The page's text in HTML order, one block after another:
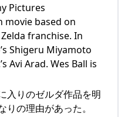
Pictures
movie based on
franchise. In
Shigeru Miyamoto
Avi Arad. Wes Ball is
入りのゼルダ作品を明
の理由があった。